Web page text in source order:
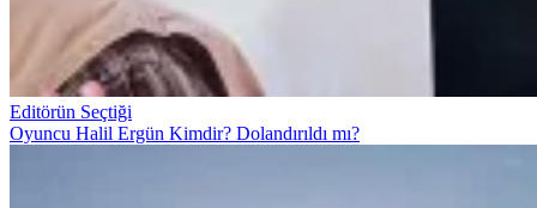
Editörün Seçtiği
Oyuncu Halil Ergün Kimdir? Dolandırıldı mı?